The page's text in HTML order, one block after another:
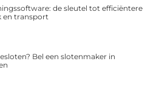
de sleutel tot efficiëntere
en transport
Bel een slotenmaker in